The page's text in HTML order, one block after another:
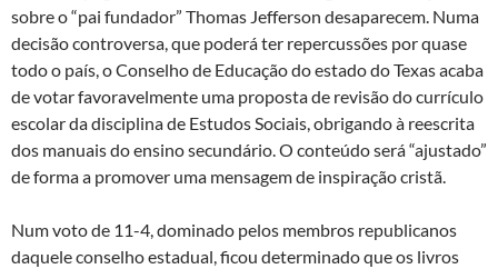
sobre o “pai fundador” Thomas Jefferson desaparecem. Numa
decisão controversa, que poderá ter repercussões por quase
todo o país, o Conselho de Educação do estado do Texas acaba
de votar favoravelmente uma proposta de revisão do currículo
escolar da disciplina de Estudos Sociais, obrigando à reescrita
dos manuais do ensino secundário. O conteúdo será “ajustado”
de forma a promover uma mensagem de inspiração cristã.
Num voto de 11-4, dominado pelos membros republicanos
daquele conselho estadual, ficou determinado que os livros